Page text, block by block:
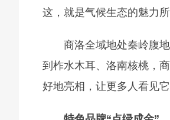
这，就是气候生态的魅力所
商洛全域地处秦岭腹
到柞水木耳、洛南核桃，
好地亮相，让更多人看见它